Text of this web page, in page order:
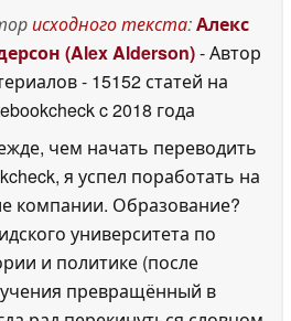
исходного текста:Алекс
(Alex Alderson)- Автор
- 15152 статей на
c 2018 года
чем начать переводить
я успел поработать на
компании. Образование?
университета по
и политике (после
превращённый в